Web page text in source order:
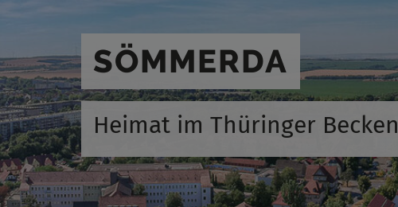
SÖMMERDA
Heimat im Thüringer Becken